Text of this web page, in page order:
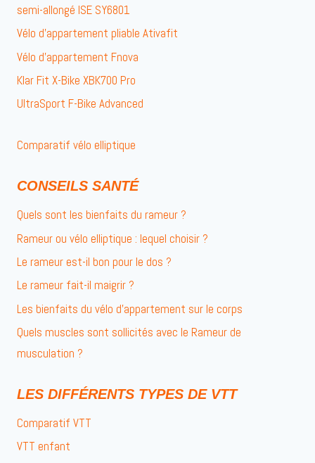
semi-allongé ISE SY6801
Vélo d’appartement pliable Ativafit
Vélo d’appartement Fnova
Klar Fit X-Bike XBK700 Pro
UltraSport F-Bike Advanced
Comparatif vélo elliptique
CONSEILS SANTÉ
Quels sont les bienfaits du rameur ?
Rameur ou vélo elliptique : lequel choisir ?
Le rameur est-il bon pour le dos ?
Le rameur fait-il maigrir ?
Les bienfaits du vélo d’appartement sur le corps
Quels muscles sont sollicités avec le Rameur de
musculation ?
LES DIFFÉRENTS TYPES DE VTT
Comparatif VTT
VTT enfant